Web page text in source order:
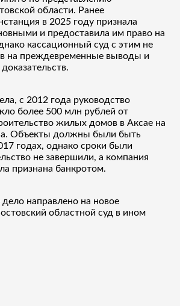
области. Ранее
в 2025 году признала
и предоставила им право на
кассационный суд с этим не
на преждевременные выводы и
с 2012 года руководство
более 500 млн рублей от
жилых домов в Аксае на
Объекты должны были быть
годах, однако сроки были
не завершили, а компания
признана банкротом.
дело направлено на новое
областной суд в ином